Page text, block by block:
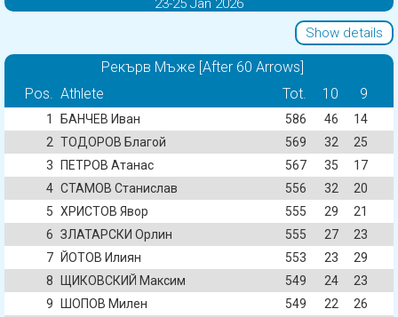
23-25 Jan 2026
Show details
Рекърв Мъже [After 60 Arrows]
Pos. Athlete Tot. 10 9
1 БАНЧЕВ Иван 586 46
14
2 ТОДОРОВ Благой 569 32
25
3
ПЕТРОВ Атанас 567 35
17
4 СТАМОВ Станислав 556 32
20
5 ХРИСТОВ Явор 555 29
21
6 ЗЛАТАРСКИ Орлин 555 27
23
7
ЙОТОВ Илиян 553 23
29
8
ЩИКОВСКИЙ Максим 549 24
23
9
ШОПОВ Милен 549 22
26